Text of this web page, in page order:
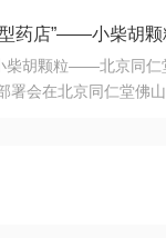
域增长大会，赋能工
、复杂药物制剂、
智造。 我们致力于
”与“支付端”深度对话
场战略布局
药店”——小柴胡颗
连锁启动
柴胡颗粒——北京同仁
署会在北京同仁堂佛